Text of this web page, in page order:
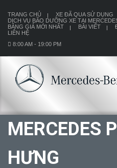
TRANG CHỦ
XE ĐÃ QUA SỬ DỤNG
DỊCH VỤ BÃO DƯỠNG XE TẠI
BẢNG GIÁ MỚI NHẤT
BÀI VIẾT
LIÊN HỆ
8:00 AM - 19:00 PM
MERCEDES
HƯNG